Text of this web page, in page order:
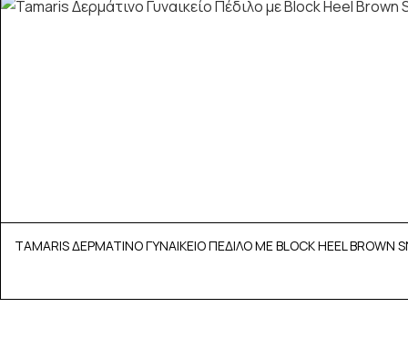
TAMARIS ΔΕΡΜΑΤΙΝΟ ΓΥΝΑΙΚΕΙΟ ΠΕΔΙΛΟ ΜΕ BLOCK HEEL